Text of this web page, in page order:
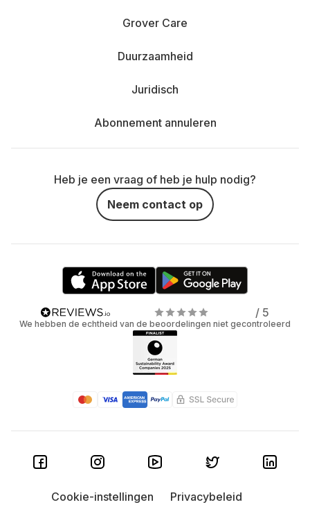
Grover Care
Duurzaamheid
Juridisch
Abonnement annuleren
Heb je een vraag of heb je hulp nodig?
Neem contact op
/ 5
We hebben de echtheid van de beoordelingen niet gecontroleerd
Cookie-instellingen
Privacybeleid